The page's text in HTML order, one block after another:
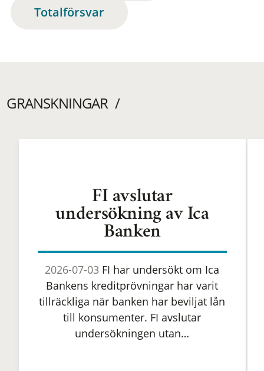
Totalförsvar
GRANSKNINGAR
FI avslutar
undersökning av Ica
Banken
2026-07-03 FI har undersökt om Ica
Bankens kreditprövningar har varit
tillräckliga när banken har beviljat lån
till konsumenter. FI avslutar
undersökningen utan…